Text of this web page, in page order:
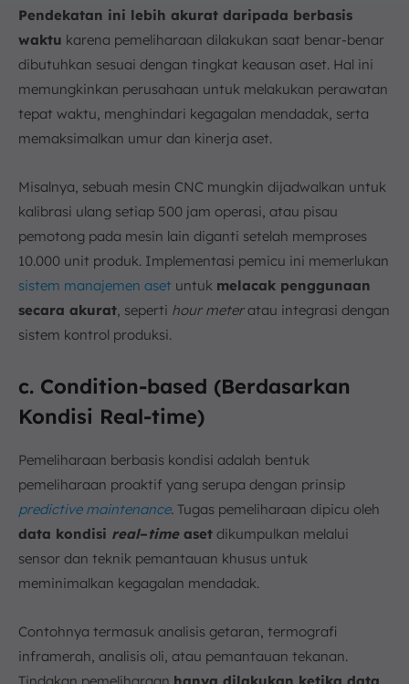
Pendekatan ini lebih akurat daripada berbasis
waktu karena pemeliharaan dilakukan saat benar-benar
dibutuhkan sesuai dengan tingkat keausan aset. Hal ini
memungkinkan perusahaan untuk melakukan perawatan
tepat waktu, menghindari kegagalan mendadak, serta
memaksimalkan umur dan kinerja aset.
Misalnya, sebuah mesin CNC mungkin dijadwalkan untuk
kalibrasi ulang setiap 500 jam operasi, atau pisau
pemotong pada mesin lain diganti setelah memproses
10.000 unit produk. Implementasi pemicu ini memerlukan
sistem manajemen aset untuk melacak penggunaan
secara akurat , seperti hour meteratau integrasi dengan
sistem kontrol produksi.
c. Condition-based (Berdasarkan
Kondisi Real-time)
Pemeliharaan berbasis kondisi adalah bentuk
pemeliharaan proaktif yang serupa dengan prinsip
predictive maintenance. Tugas pemeliharaan dipicu oleh
data kondisi real–timeaset dikumpulkan melalui
sensor dan teknik pemantauan khusus untuk
meminimalkan kegagalan mendadak.
Contohnya termasuk analisis getaran, termografi
inframerah, analisis oli, atau pemantauan tekanan.
Tindakan pemeliharaan hanya dilakukan ketika data